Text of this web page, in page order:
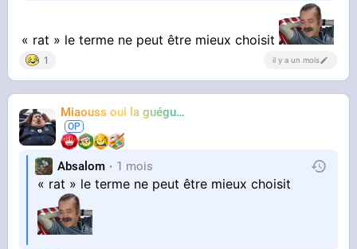
2) attendre au tout dernier étage où dans un
coin isolé que tout le monde quitte le bâtiment
3) sortir son sac de couchage.
Dans les bureaux avec toilettes extérieur en
acces libre ça fait aussi un point d'eau pour se
laver
« rat » le terme ne peut être mieux choisit
1 il y a un mois
Miaouss oui la guéguérre
Absalom 1 mois
« rat » le terme ne peut être mieux choisit